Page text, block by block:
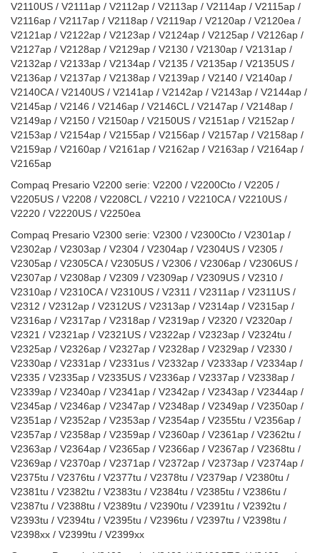
V2110US / V2111ap / V2112ap / V2113ap / V2114ap / V2115ap /
V2116ap / V2117ap / V2118ap / V2119ap / V2120ap / V2120ea /
V2121ap / V2122ap / V2123ap / V2124ap / V2125ap / V2126ap /
V2127ap / V2128ap / V2129ap / V2130 / V2130ap / V2131ap /
V2132ap / V2133ap / V2134ap / V2135 / V2135ap / V2135US /
V2136ap / V2137ap / V2138ap / V2139ap / V2140 / V2140ap /
V2140CA / V2140US / V2141ap / V2142ap / V2143ap / V2144ap /
V2145ap / V2146 / V2146ap / V2146CL / V2147ap / V2148ap /
V2149ap / V2150 / V2150ap / V2150US / V2151ap / V2152ap /
V2153ap / V2154ap / V2155ap / V2156ap / V2157ap / V2158ap /
V2159ap / V2160ap / V2161ap / V2162ap / V2163ap / V2164ap /
V2165ap
Compaq Presario V2200 serie: V2200 / V2200Cto / V2205 /
V2205US / V2208 / V2208CL / V2210 / V2210CA / V2210US /
V2220 / V2220US / V2250ea
Compaq Presario V2300 serie: V2300 / V2300Cto / V2301ap /
V2302ap / V2303ap / V2304 / V2304ap / V2304US / V2305 /
V2305ap / V2305CA / V2305US / V2306 / V2306ap / V2306US /
V2307ap / V2308ap / V2309 / V2309ap / V2309US / V2310 /
V2310ap / V2310CA / V2310US / V2311 / V2311ap / V2311US /
V2312 / V2312ap / V2312US / V2313ap / V2314ap / V2315ap /
V2316ap / V2317ap / V2318ap / V2319ap / V2320 / V2320ap /
V2321 / V2321ap / V2321US / V2322ap / V2323ap / V2324tu /
V2325ap / V2326ap / V2327ap / V2328ap / V2329ap / V2330 /
V2330ap / V2331ap / V2331us / V2332ap / V2333ap / V2334ap /
V2335 / V2335ap / V2335US / V2336ap / V2337ap / V2338ap /
V2339ap / V2340ap / V2341ap / V2342ap / V2343ap / V2344ap /
V2345ap / V2346ap / V2347ap / V2348ap / V2349ap / V2350ap /
V2351ap / V2352ap / V2353ap / V2354ap / V2355tu / V2356ap /
V2357ap / V2358ap / V2359ap / V2360ap / V2361ap / V2362tu /
V2363ap / V2364ap / V2365ap / V2366ap / V2367ap / V2368tu /
V2369ap / V2370ap / V2371ap / V2372ap / V2373ap / V2374ap /
V2375tu / V2376tu / V2377tu / V2378tu / V2379ap / V2380tu /
V2381tu / V2382tu / V2383tu / V2384tu / V2385tu / V2386tu /
V2387tu / V2388tu / V2389tu / V2390tu / V2391tu / V2392tu /
V2393tu / V2394tu / V2395tu / V2396tu / V2397tu / V2398tu /
V2398xx / V2399tu / V2399xx